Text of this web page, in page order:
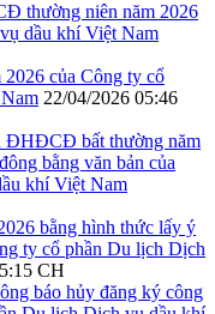
thường niên năm 2026
dầu khí Việt Nam
của Công ty cổ
22/04/2026 05:46
ĐHĐCĐ bất thường năm
bằng văn bản của
khí Việt Nam
bằng hình thức lấy ý
ty cổ phần Du lịch Dịch
CH
báo hủy đăng ký công